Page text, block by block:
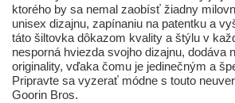
ktorého by sa nemal zaobísť žiadny
unisex dizajnu, zapínaniu na patentku a
táto šiltovka dôkazom kvality a štýlu v
nesporná hviezda svojho dizajnu, dodáva
originality, vďaka čomu je jedinečným a
Pripravte sa vyzerať módne s touto
Goorin Bros.